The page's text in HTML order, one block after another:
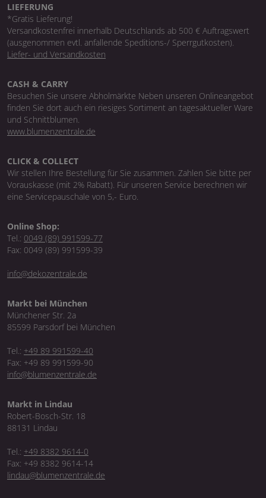
LIEFERUNG
*Gratis Lieferung!
Versandkostenfrei innerhalb Deutschlands ab 500 € Auftragswert
(ausgenommen evtl. anfallende Speditions-/ Sperrgutkosten).
Liefer- und Versandkosten
CASH & CARRY
Besuchen Sie unsere Abholmärkte Neben unseren Onlineangebot
finden Sie dort auch ein riesiges Sortiment an tagesaktueller Ware
und Schnittblumen.
www.blumenzentrale.de
CLICK & COLLECT
Wir stellen Ihre Bestellung für Sie zusammen. Zahlen Sie bitte per
Vorauskasse (mit 2% Rabatt). Für unseren Service berechnen wir
eine Servicepauschale von 5,- Euro.
Online Shop:
Tel.: 0049 (89) 991599-77
Fax: 0049 (89) 991599-39
info@dekozentrale.de
Markt bei München
Münchener Str. 2a
85599 Parsdorf bei München
Tel.: +49 89 991599-40
Fax: +49 89 991599-90
info@blumenzentrale.de
Markt in Lindau
Robert-Bosch-Str. 18
88131 Lindau
Tel.: +49 8382 9614-0
Fax: +49 8382 9614-14
lindau@blumenzentrale.de